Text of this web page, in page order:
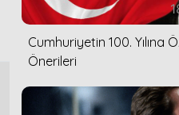
Cumhuriyetin 100. Yılına
Önerileri